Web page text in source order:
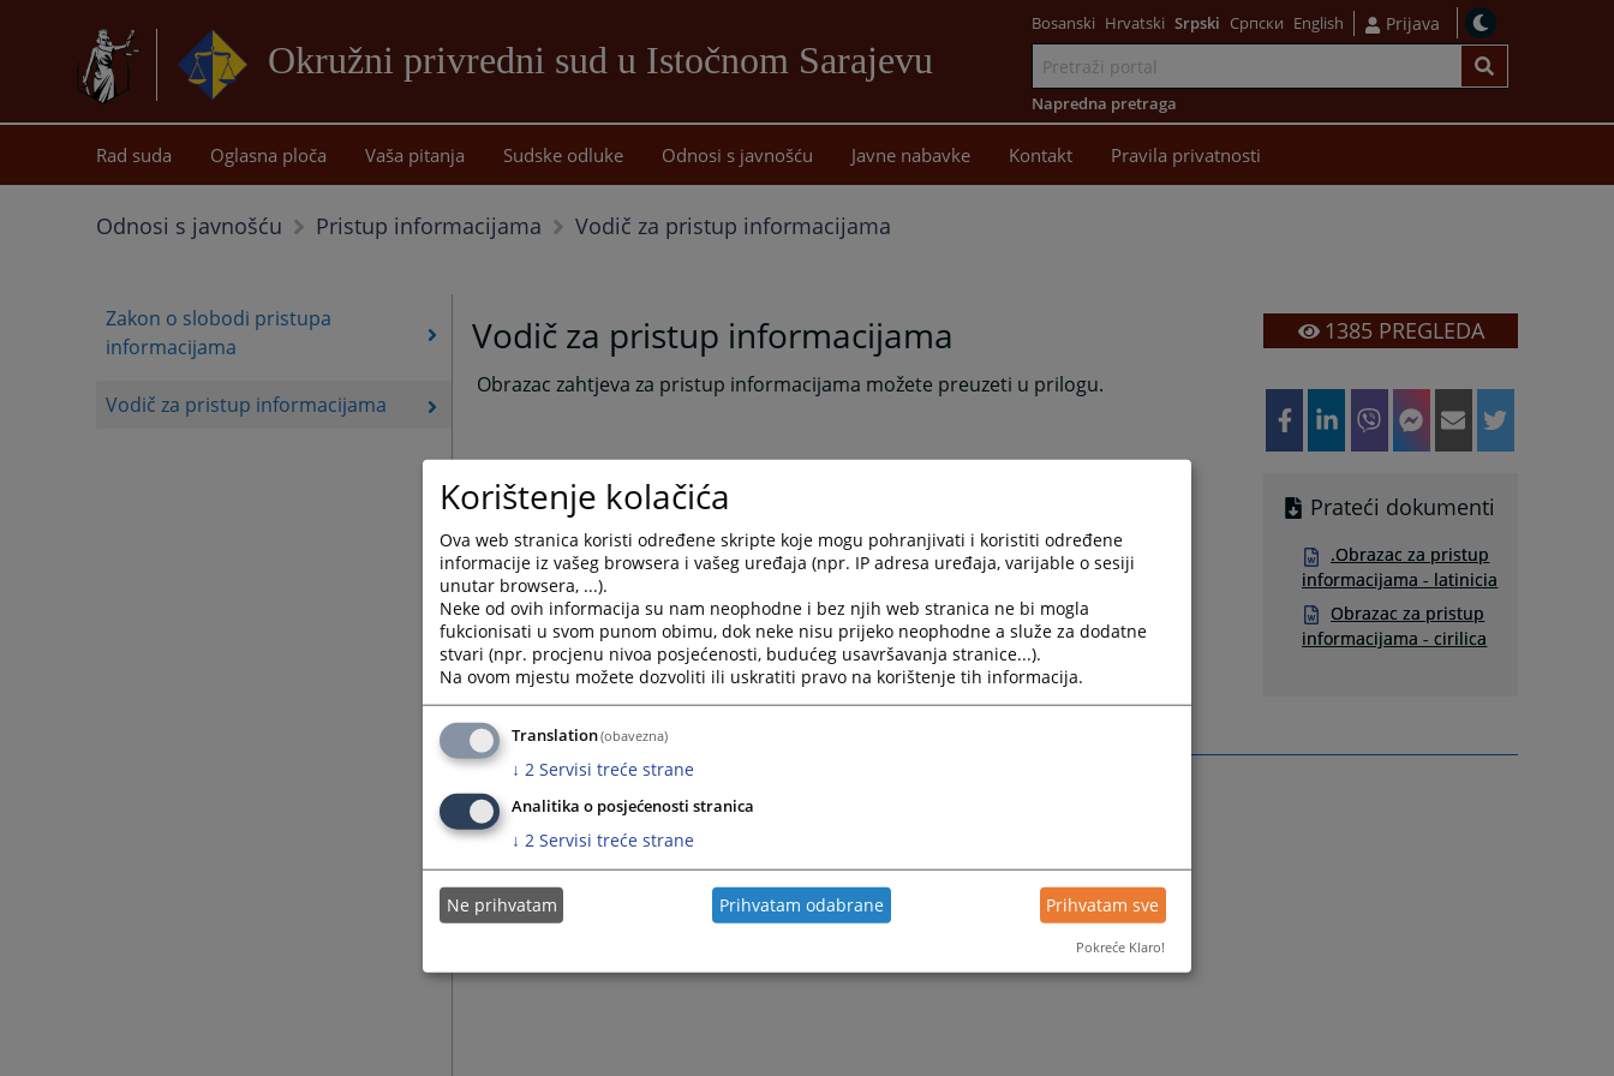
Okružni privredni sud u Istočnom Sarajevu
sadržaj
Bosanski Hrvatski Srpski Српски English Prijava
Napredna pretraga
Rad suda Oglasna ploča Vaša pitanja Sudske odluke Odnosi s javnošću Javne nabavke Kontakt Pravila privatnosti
Odnosi s javnošću Pristup informacijama Vodič za pristup informacijama
Zakon o slobodi pristupa
informacijama
Vodič za pristup informacijama
Vodič za pristup informacijama
Obrazac zahtjeva za pristup informacijama možete preuzeti u prilogu.
1385PREGLEDA
Prateći dokumenti
.Obrazac za pristup
informacijama - latinicia
Obrazac za pristup
informacijama - cirilica
Korištenje kolačića
Ova web stranica koristi određene skripte koje mogu pohranjivati i koristiti određene
informacije iz vašeg browsera i vašeg uređaja (npr. IP adresa uređaja, varijable o sesiji
unutar browsera, ...).
Neke od ovih informacija su nam neophodne i bez njih web stranica ne bi mogla
fukcionisati u svom punom obimu, dok neke nisu prijeko neophodne a služe za dodatne
stvari (npr. procjenu nivoa posjećenosti, budućeg usavršavanja stranice...).
Na ovom mjestu možete dozvoliti ili uskratiti pravo na korištenje tih informacija.
Translation(obavezna)
↓ 2 Servisi treće strane
Analitika o posjećenosti stranica
↓ 2 Servisi treće strane
Ne prihvatam Prihvatam odabrane Prihvatam sve
Pokreće Klaro!